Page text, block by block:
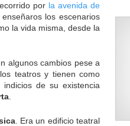
por la avenida de
los escenarios
la vida misma, desde la
algunos cambios pese a
teatros y tienen como
de su existencia
.
. Era un edificio teatral